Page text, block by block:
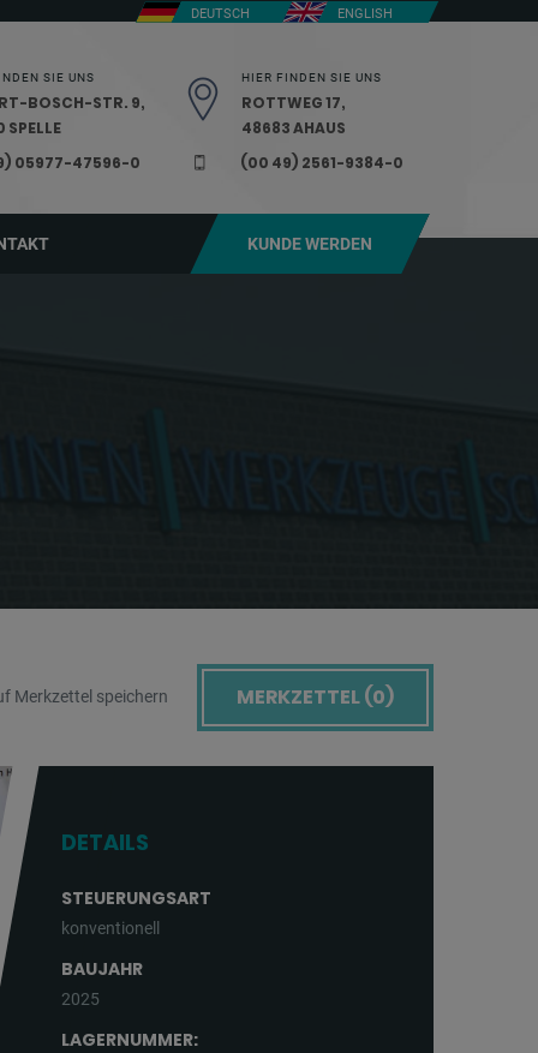
DEUTSCH ENGLISH
SIE UNS
BOSCH-STR. 9,
05977-47596-0
HIER FINDEN SIE UNS
ROTTWEG 17,
48683 AHAUS
(00 49) 2561-9384-0
KUNDE WERDEN
Merkzettel speichern MERKZETTEL (0)
DETAILS
STEUERUNGSART
konventionell
BAUJAHR
2025
LAGERNUMMER: